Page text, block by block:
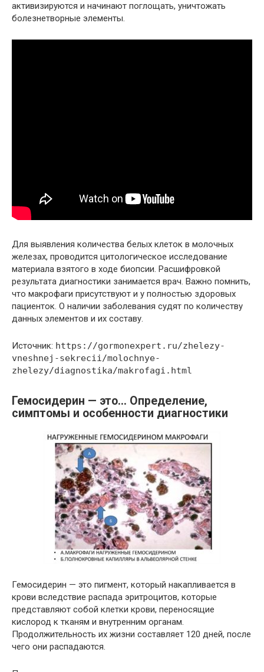
активизируются и начинают поглощать, уничтожать
болезнетворные элементы.
Для выявления количества белых клеток в молочных
железах, проводится цитологическое исследование
материала взятого в ходе биопсии. Расшифровкой
результата диагностики занимается врач. Важно помнить,
что макрофаги присутствуют и у полностью здоровых
пациенток. О наличии заболевания судят по количеству
данных элементов и их составу.
Источник: https://gormonexpert.ru/zhelezy-
vneshnej-sekrecii/molochnye-
zhelezy/diagnostika/makrofagi.html
Гемосидерин — это… Определение,
симптомы и особенности диагностики
Гемосидерин — это пигмент, который накапливается в
крови вследствие распада эритроцитов, которые
представляют собой клетки крови, переносящие
кислород к тканям и внутренним органам.
Продолжительность их жизни составляет 120 дней, после
чего они распадаются.